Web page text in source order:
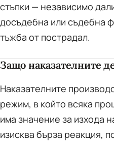
стъпки — независимо
досъдебна или съдебна
тъжба от пострадал.
Защо наказателните
Наказателните
режим, в който всяка
има значение за изхода
изисква бърза реакция,